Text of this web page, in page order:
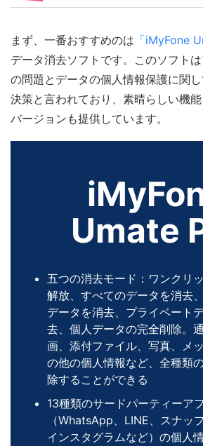
まず、一番おすすめのは 「iMyFone
データ消去ソフトです。このソフト
の問題とデータの個人情報保護に関
決策と言われており、素晴らしい機
バージョンも提供しています。
Umate
五つの消去モード：ワンクリ
解放、すべてのデータを消去
データを消去、プライベート
去、個人データの完全削除。
画、添付ファイル、写真、メ
の他の個人情報など、全種類
除することができる
13種類のサードパーティーア
（WhatsApp、LINE、スナッ
インスタグラムなど）の個人